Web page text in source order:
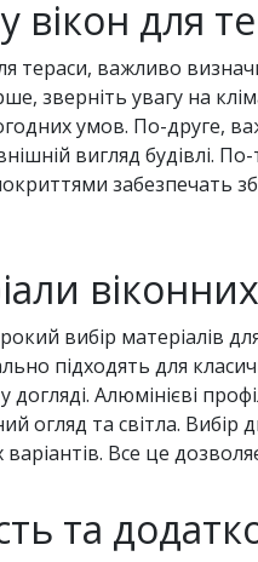
вікон для
тераси, важливо
зверніть увагу на
умов. По-друге,
вигляд будівлі.
забезпечать
вибір матеріалів
підходять для
догляді. Алюмінієві
огляд та світла.
Все це
та